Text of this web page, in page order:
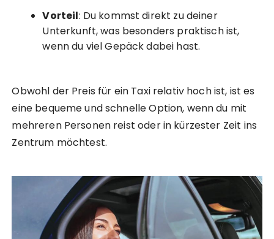
Vorteil: Du kommst direkt zu deiner
Unterkunft, was besonders praktisch ist,
wenn du viel Gepäck dabei hast.
Obwohl der Preis für ein Taxi relativ hoch ist, ist es
eine bequeme und schnelle Option, wenn du mit
mehreren Personen reist oder in kürzester Zeit ins
Zentrum möchtest.